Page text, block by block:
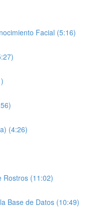
Facial (5:16)
(4:26)
Rostros (11:02)
Base de Datos (10:49)